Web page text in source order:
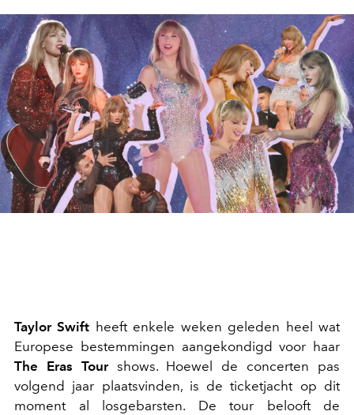
Taylor Swift heeft enkele weken geleden heel wat
Europese bestemmingen aangekondigd voor haar
The Eras Tour shows. Hoewel de concerten pas
volgend jaar plaatsvinden, is de ticketjacht op dit
moment al losgebarsten. De tour belooft de